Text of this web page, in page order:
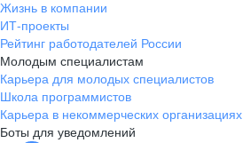
Жизнь в компании
ИТ-проекты
Рейтинг работодателей России
Молодым специалистам
Карьера для молодых специалистов
Школа программистов
Карьера в некоммерческих организациях
Боты для уведомлений